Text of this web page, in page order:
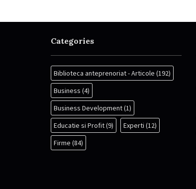
Categories
Biblioteca anteprenoriat - Articole (192)
Business (4)
Business Development(1)
Educatie si Profit(9) Experti (12)
Firme (84)